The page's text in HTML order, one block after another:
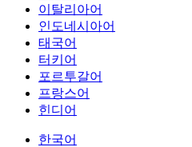
이탈리아어
인도네시아어
태국어
터키어
포르투갈어
프랑스어
힌디어
한국어